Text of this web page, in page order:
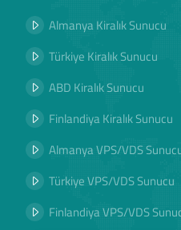
Almanya Kiralık Sunucu
Türkiye Kiralık Sunucu
ABD Kiralık Sunucu
Finlandiya Kiralık Sunucu
Almanya VPS/VDS
Türkiye VPS/VDS Sunucu
Finlandiya VPS/VDS